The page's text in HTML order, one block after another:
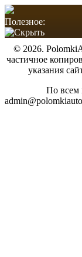
Полезное:
© 2026.
частичное
указания
По всем